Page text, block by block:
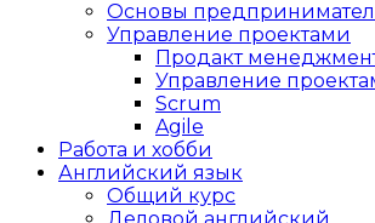
Основы
Управление проектами
Продакт
Управление
Scrum
Agile
Работа и хобби
Английский язык
Общий курс